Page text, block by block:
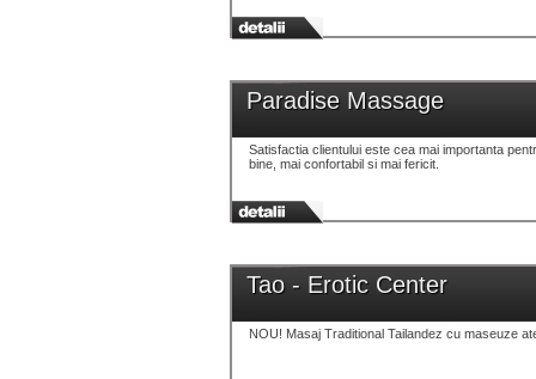
Paradise Massage
Satisfactia clientului este cea mai importanta
bine, mai confortabil si mai fericit.
Tao - Erotic Center
NOU! Masaj Traditional Tailandez cu maseuze